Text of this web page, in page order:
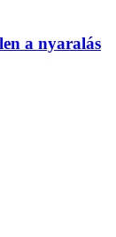
a nyaralás